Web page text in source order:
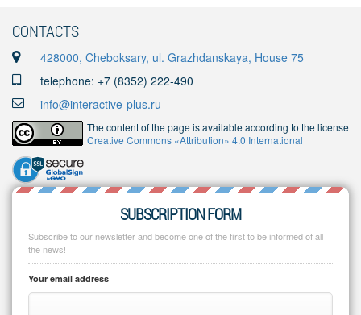
CONTACTS
428000, Cheboksary, ul. Grazhdanskaya, House 75
telephone: +7 (8352) 222-490
info@interactive-plus.ru
The content of the page is available according to the license
Creative Commons «Attribution» 4.0 International
SUBSCRIPTION FORM
Subscribe to our newsletter and become one of the first to be informed of all
the news!
Your email address